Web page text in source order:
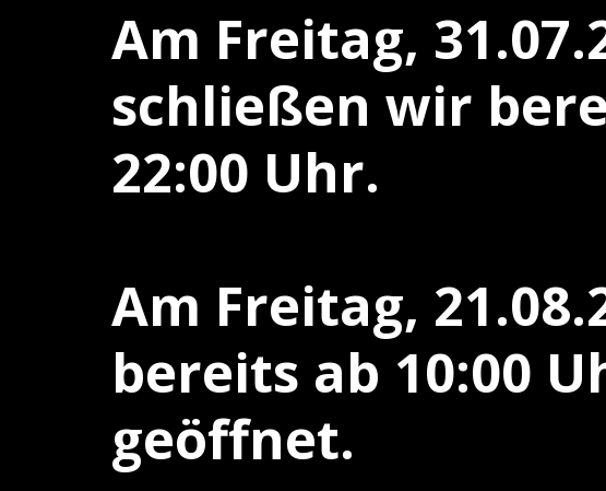
Am Freitag,
schließen wir
22:00 Uhr.
Am Freitag,
bereits ab 10:00
geöffnet.